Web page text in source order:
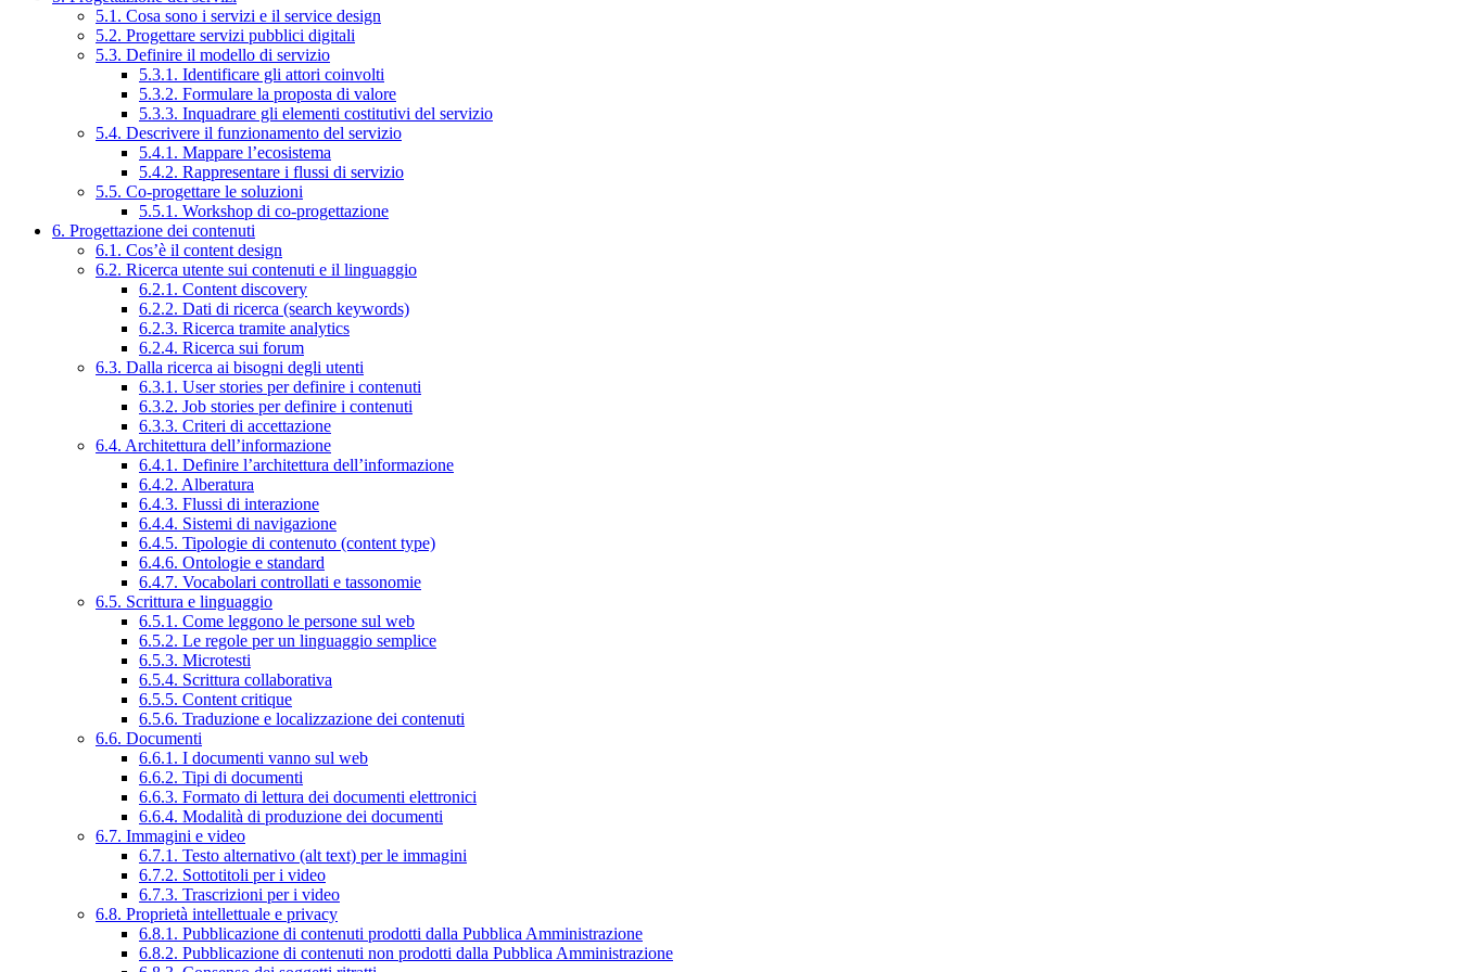
5.1. Cosa sono i servizi e il service design
5.2. Progettare servizi pubblici digitali
5.3. Definire il modello di servizio
5.3.1. Identificare gli attori coinvolti
5.3.2. Formulare la proposta di valore
5.3.3. Inquadrare gli elementi costitutivi del servizio
5.4. Descrivere il funzionamento del servizio
5.4.1. Mappare l’ecosistema
5.4.2. Rappresentare i flussi di servizio
5.5. Co-progettare le soluzioni
5.5.1. Workshop di co-progettazione
6. Progettazione dei contenuti
6.1. Cos’è il content design
6.2. Ricerca utente sui contenuti e il linguaggio
6.2.1. Content discovery
6.2.2. Dati di ricerca (search keywords)
6.2.3. Ricerca tramite analytics
6.2.4. Ricerca sui forum
6.3. Dalla ricerca ai bisogni degli utenti
6.3.1. User stories per definire i contenuti
6.3.2. Job stories per definire i contenuti
6.3.3. Criteri di accettazione
6.4. Architettura dell’informazione
6.4.1. Definire l’architettura dell’informazione
6.4.2. Alberatura
6.4.3. Flussi di interazione
6.4.4. Sistemi di navigazione
6.4.5. Tipologie di contenuto (content type)
6.4.6. Ontologie e standard
6.4.7. Vocabolari controllati e tassonomie
6.5. Scrittura e linguaggio
6.5.1. Come leggono le persone sul web
6.5.2. Le regole per un linguaggio semplice
6.5.3. Microtesti
6.5.4. Scrittura collaborativa
6.5.5. Content critique
6.5.6. Traduzione e localizzazione dei contenuti
6.6. Documenti
6.6.1. I documenti vanno sul web
6.6.2. Tipi di documenti
6.6.3. Formato di lettura dei documenti elettronici
6.6.4. Modalità di produzione dei documenti
6.7. Immagini e video
6.7.1. Testo alternativo (alt text) per le immagini
6.7.2. Sottotitoli per i video
6.7.3. Trascrizioni per i video
6.8. Proprietà intellettuale e privacy
6.8.1. Pubblicazione di contenuti prodotti dalla Pubblica Amministrazione
6.8.2. Pubblicazione di contenuti non prodotti dalla Pubblica Amministrazione